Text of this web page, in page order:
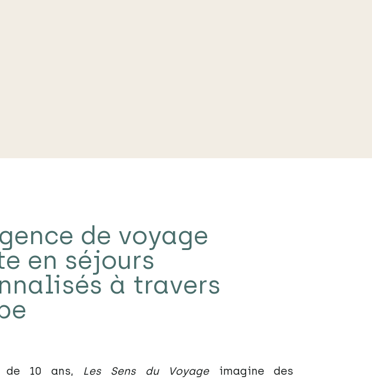
de voyage
en séjours
à travers
de 10 ans, Les Sens du Voyageimagine des